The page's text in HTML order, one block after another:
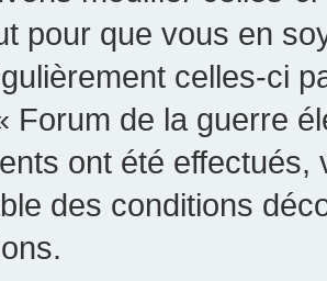
pour que vous en
celles-ci
Forum de la guerre
ont été effectués,
des conditions